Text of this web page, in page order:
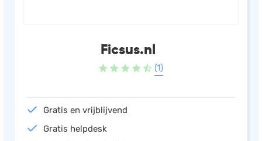
Ficsus.nl
(1)
Gratis en vrijblijvend
Gratis helpdesk